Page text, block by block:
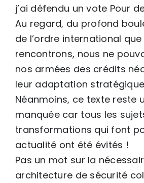
j’ai défendu un vote Pour
Au regard, du profond
de l’ordre international
rencontrons, nous ne
nos armées des crédits
leur adaptation
Néanmoins, ce texte reste
manquée car tous les
transformations qui font
actualité ont été évités !
Pas un mot sur la
architecture de sécurité